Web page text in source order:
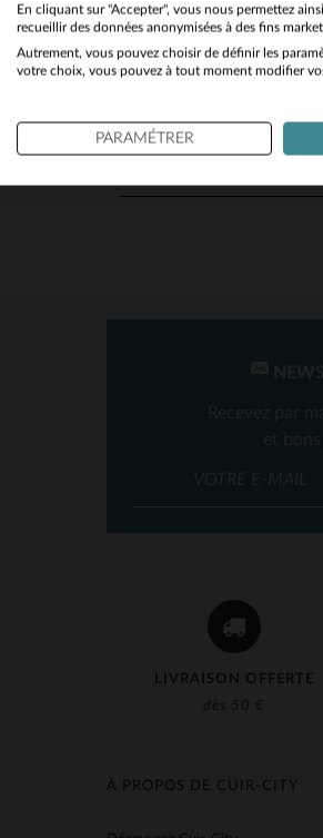
Toutes Saisons
LIVRAISON OFFERTE
dès 50 €
Recevez par
et bons
À PROPOS DE CUIR-CITY
En cliquant sur "Accepter", vous nous permettez
recueillir des données anonymisées à des fins
Autrement, vous pouvez choisir de définir les
votre choix, vous pouvez à tout moment modifier
PARAMÉTRER